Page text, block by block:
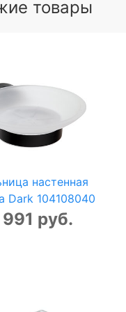
товары
настенная
Dark 104108040
руб.